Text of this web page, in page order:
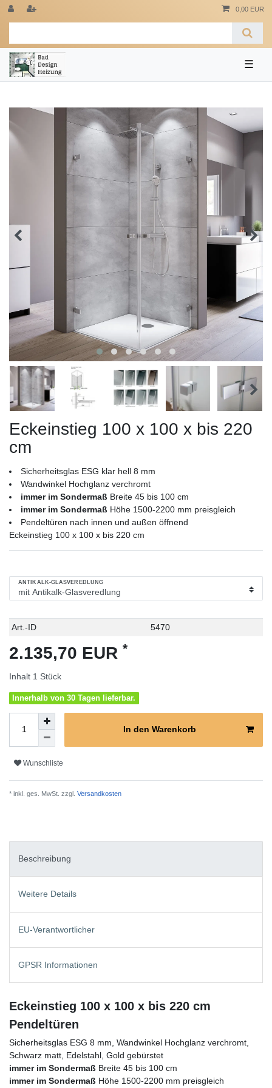
0,00 EUR
☰
Eckeinstieg 100 x 100 x bis 220
cm
Sicherheitsglas ESG klar hell 8 mm
Wandwinkel Hochglanz verchromt
immer im Sondermaß Breite 45 bis 100 cm
immer im Sondermaß Höhe 1500-2200 mm preisgleich
Pendeltüren nach innen und außen öffnend
Eckeinstieg 100 x 100 x bis 220 cm
ANTIKALK-GLASVEREDLUNG
Technisches
Wert
Art.-ID 5470
2.135,70 EUR *
Inhalt 1 Stück
Innerhalb von 30 Tagen lieferbar.
In den Warenkorb
Wunschliste
* inkl. ges. MwSt. zzgl. Versandkosten
Beschreibung
Weitere Details
EU-Verantwortlicher
GPSR Informationen
Eckeinstieg 100 x 100 x bis 220 cm
Pendeltüren
Sicherheitsglas ESG 8 mm, Wandwinkel Hochglanz verchromt,
Schwarz matt, Edelstahl, Gold gebürstet
immer im Sondermaß Breite 45 bis 100 cm
immer im Sondermaß Höhe 1500-2200 mm preisgleich